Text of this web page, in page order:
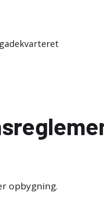
opbygning.